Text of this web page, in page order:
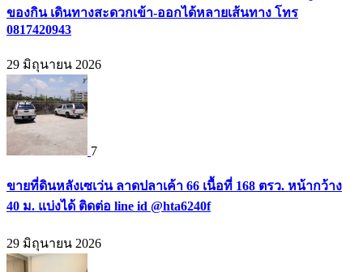
ของกิน เดินทางสะดวกเข้า-ออกได้หลายเส้นทาง โทร
0817420943
29 มิถุนายน 2026
7
ขายที่ดินหลังเซเว่น ลาดปลาเค้า 66 เนื้อที่ 168 ตรว. หน้ากว้าง
40 ม. แบ่งได้ ติดต่อ line id @hta6240f
29 มิถุนายน 2026